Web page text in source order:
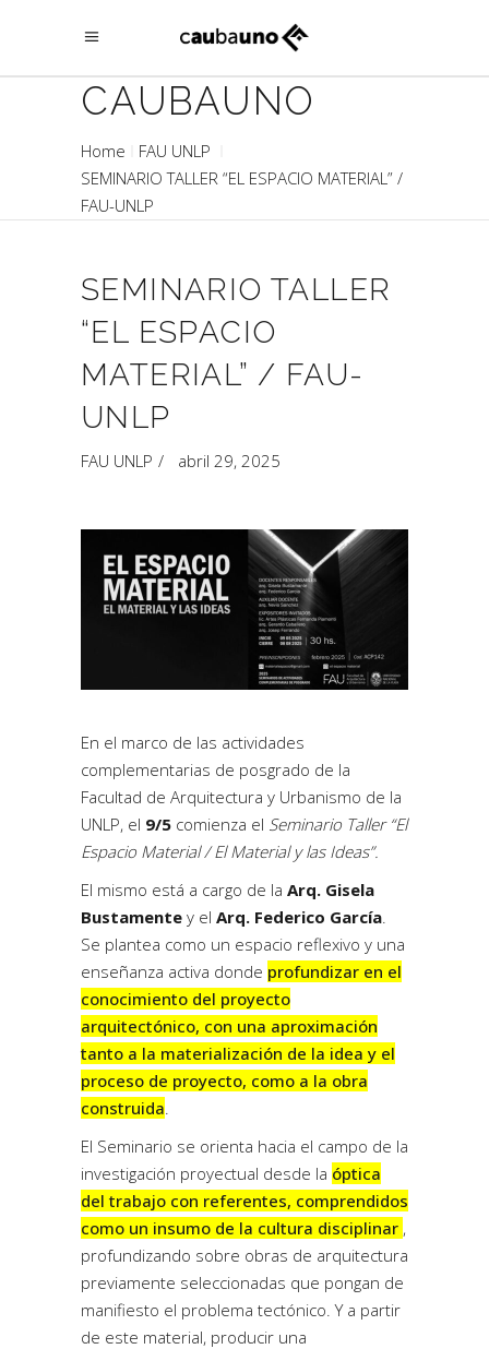
CAUBAUNO
Home
FAU UNLP
SEMINARIO TALLER “EL ESPACIO MATERIAL” /
FAU-UNLP
SEMINARIO TALLER
“EL ESPACIO
MATERIAL” / FAU-
UNLP
FAU UNLP abril 29, 2025
En el marco de las actividades
complementarias de posgrado de la
Facultad de Arquitectura y Urbanismo de la
UNLP, el 9/5 comienza el Seminario Taller “El
Espacio Material / El Material y las Ideas”.
El mismo está a cargo de la Arq. Gisela
Bustamente y el Arq. Federico García
Se plantea como un espacio reflexivo y una
enseñanza activa donde profundizar en el
conocimiento del proyecto
arquitectónico, con una aproximación
tanto a la materialización de la idea y el
proceso de proyecto, como a la obra
construida
El Seminario se orienta hacia el campo de la
investigación proyectual desde la óptica
del trabajo con referentes, comprendidos
como un insumo de la cultura disciplinar ,
profundizando sobre obras de arquitectura
previamente seleccionadas que pongan de
manifiesto el problema tectónico. Y a partir
de este material, producir una